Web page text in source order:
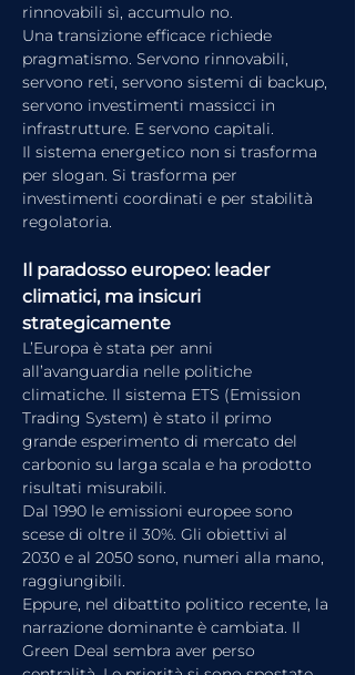
rinnovabili sì, accumulo no.
Una transizione efficace richiede
pragmatismo. Servono rinnovabili,
servono reti, servono sistemi di backup,
servono investimenti massicci in
infrastrutture. E servono capitali.
Il sistema energetico non si trasforma
per slogan. Si trasforma per
investimenti coordinati e per stabilità
regolatoria.
Il paradosso europeo: leader
climatici, ma insicuri
strategicamente
L’Europa è stata per anni
all’avanguardia nelle politiche
climatiche. Il sistema ETS (Emission
Trading System) è stato il primo
grande esperimento di mercato del
carbonio su larga scala e ha prodotto
risultati misurabili.
Dal 1990 le emissioni europee sono
scese di oltre il 30%. Gli obiettivi al
2030 e al 2050 sono, numeri alla mano,
raggiungibili.
Eppure, nel dibattito politico recente, la
narrazione dominante è cambiata. Il
Green Deal sembra aver perso